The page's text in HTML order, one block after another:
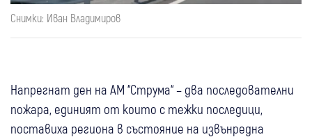
Снимки: Иван Владимиров
Напрегнат ден на АМ “Струма“ – два последователни
пожара, единият от които с тежки последици,
поставиха региона в състояние на извънредна